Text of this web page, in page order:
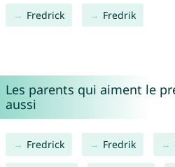
Fredrick Fredrik
Les parents qui aiment le
aussi
Fredrick Fredrik